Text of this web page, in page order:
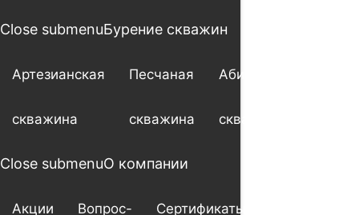
Close submenuБурение скважин
Артезианская
скважина
Песчаная
скважина
Абиссинская
скважина
Close submenuО компании
Акции Вопрос- Сертификаты